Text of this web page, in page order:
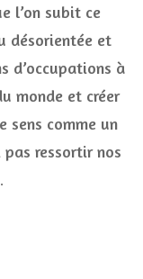
les
de
mon
l’on subit ce
désorientée et
d’occupations à
monde et créer
sens comme un
ressortir nos